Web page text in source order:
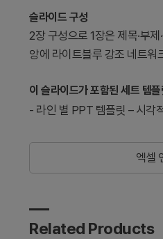
슬라이드 구성
2장 구성으로 1장은 제목·부
앙에 라이트블루 강조 네트워
이 슬라이드가 포함된 세트 템플
- 라인 별 PPT 템플릿 – 시각
엑셀
Related Products